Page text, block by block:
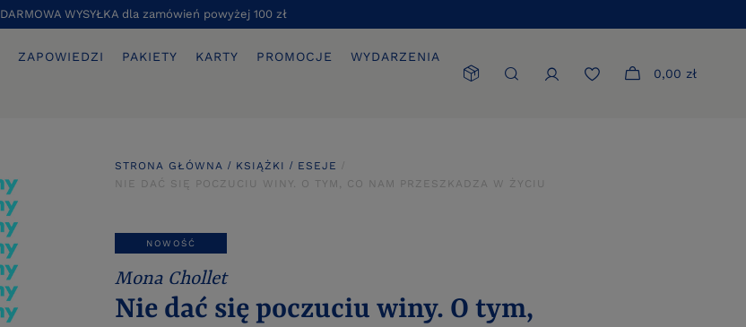
DARMOWA WYSYŁKA dla zamówień powyżej 100 zł
0,00 zł
ZAPOWIEDZI PAKIETY KARTY PROMOCJE WYDARZENIA
STRONA GŁÓWNA KSIĄŻKI
ESEJE
NIE DAĆ SIĘ POCZUCIU WINY. O TYM, CO NAM PRZESZKADZA W ŻYCIU
NOWOŚĆ
Mona Chollet
Nie dać się poczuciu winy. O tym,